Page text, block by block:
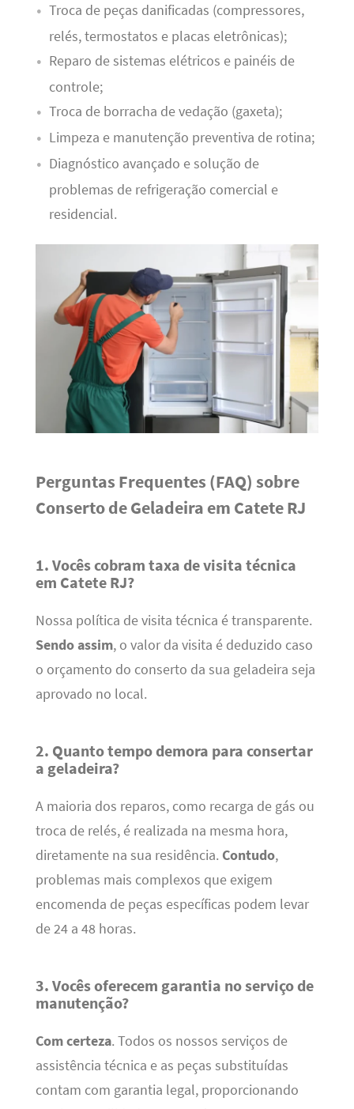
Troca de peças danificadas (compressores,
relés, termostatos e placas eletrônicas);
Reparo de sistemas elétricos e painéis de
controle;
Troca de borracha de vedação (gaxeta);
Limpeza e manutenção preventiva de rotina;
Diagnóstico avançado e solução de
problemas de refrigeração comercial e
residencial.
Perguntas Frequentes (FAQ) sobre
Conserto de Geladeira em Catete RJ
1. Vocês cobram taxa de visita técnica
em Catete RJ?
Nossa política de visita técnica é transparente.
Sendo assim, o valor da visita é deduzido caso
o orçamento do conserto da sua geladeira seja
aprovado no local.
2. Quanto tempo demora para consertar
a geladeira?
A maioria dos reparos, como recarga de gás ou
troca de relés, é realizada na mesma hora,
diretamente na sua residência. Contudo,
problemas mais complexos que exigem
encomenda de peças específicas podem levar
de 24 a 48 horas.
3. Vocês oferecem garantia no serviço de
manutenção?
Com certeza. Todos os nossos serviços de
assistência técnica e as peças substituídas
contam com garantia legal, proporcionando